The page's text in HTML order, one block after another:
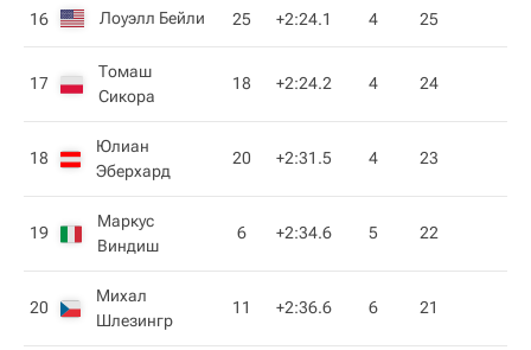
16 Лоуэлл Бейли 25 +2:24.1 4 25
17
Томаш
Сикора
18 +2:24.2 4 24
18
Юлиан
Эберхард
20 +2:31.5 4 23
19
Маркус
Виндиш
6 +2:34.6 5 22
20
Михал
Шлезингр
11 +2:36.6 6 21